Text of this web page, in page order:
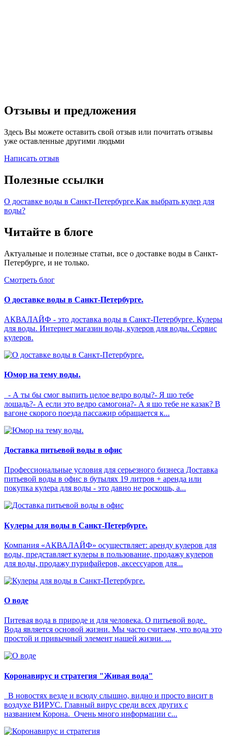
Отзывы и предложения
Здесь Вы можете оставить свой отзыв или почитать отзывы
уже оставленные другими людьми
Написать отзыв
Полезные ссылки
О доставке воды в Санкт-Петербурге.Как выбрать кулер для
воды?
Читайте в блоге
Актуальные и полезные статьи, все о доставке воды в Санкт-
Петербурге, и не только.
Смотреть блог
О доставке воды в Санкт-Петербурге.
АКВАЛАЙФ - это доставка воды в Санкт-Петербурге. Кулеры
для воды. Интернет магазин воды, кулеров для воды. Сервис
кулеров.
Юмор на тему воды.
- А ты бы смог выпить целое ведро воды?- Я шо тебе
лошадь?- А если это ведро самогона?- А я шо тебе не казак? В
вагоне скорого поезда пассажир обращается к...
Доставка питьевой воды в офис
Профессиональные условия для серьезного бизнеса Доставка
питьевой воды в офис в бутылях 19 литров + аренда или
покупка кулера для воды - это давно не роскошь, а...
Кулеры для воды в Санкт-Петербурге.
Компания «АКВАЛАЙФ» осуществляет: аренду кулеров для
воды, представляет кулеры в пользование, продажу кулеров
для воды, продажу пурифайеров, аксессуаров для...
О воде
Питевая вода в природе и для человека. О питьевой воде.
Вода является основой жизни. Мы часто считаем, что вода это
простой и привычный элемент нашей жизни. ...
Коронавирус и стратегия "Живая вода"
В новостях везде и всюду слышно, видно и просто висит в
воздухе ВИРУС. Главный вирус среди всех других с
названием Корона. Очень много информации с...